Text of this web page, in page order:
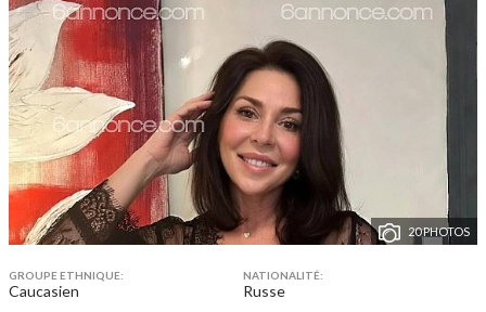
20 PHOTOS
GROUPE ETHNIQUE:
Caucasien
NATIONALITÉ:
Russe